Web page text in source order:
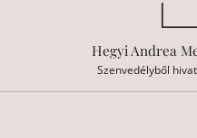
Hegyi Andrea
Szenvedélyből